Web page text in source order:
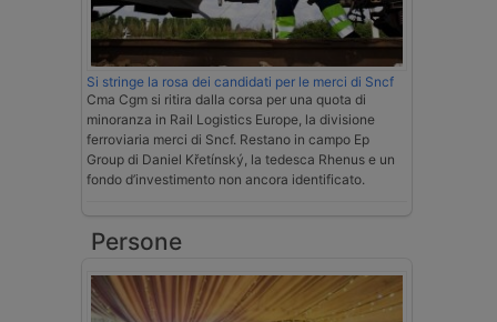
Si stringe la rosa dei candidati per le merci di Sncf
Cma Cgm si ritira dalla corsa per una quota di
minoranza in Rail Logistics Europe, la divisione
ferroviaria merci di Sncf. Restano in campo Ep
Group di Daniel Křetínský, la tedesca Rhenus e un
fondo d’investimento non ancora identificato.
Persone